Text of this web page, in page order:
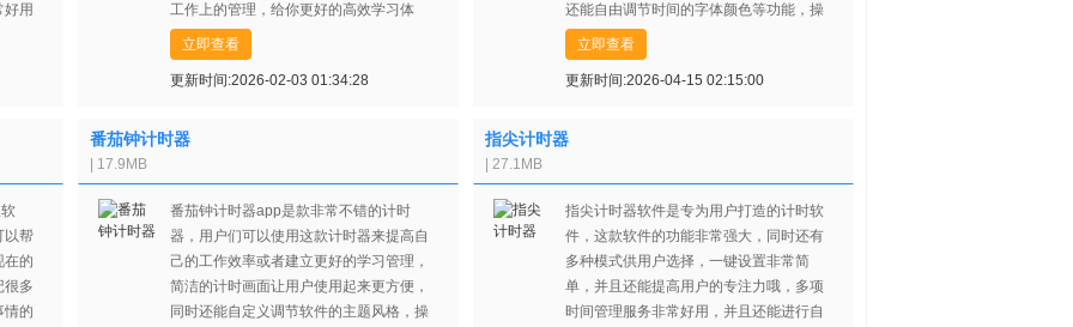
用
工作上的管理，给你更好的高效学习体
验，个性化的设置，非常好用，赶紧来点
击下载试试吧！
立即查看
更新时间:2026-02-03 01:34:28
还能自由调节时间的字体颜色等功能，操
作非常简单，小伙伴们赶紧来点击下载使
用吧！
立即查看
更新时间:2026-04-15 02:15:00
以帮
在的
很多
情的
番茄钟计时器
| 17.9MB
番茄钟计时器app是款非常不错的计时
器，用户们可以使用这款计时器来提高自
己的工作效率或者建立更好的学习管理，
简洁的计时画面让用户使用起来更方便，
同时还能自定义调节软件的主题风格，操
指尖计时器
| 27.1MB
指尖计时器软件是专为用户打造的计时软
件，这款软件的功能非常强大，同时还有
多种模式供用户选择，一键设置非常简
单，并且还能提高用户的专注力哦，多项
时间管理服务非常好用，并且还能进行自